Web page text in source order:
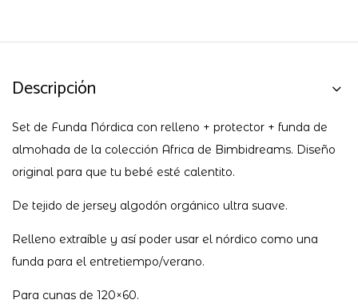
Descripción
Set de Funda Nórdica con relleno + protector + funda de
almohada de la colección Africa de Bimbidreams. Diseño
original para que tu bebé esté calentito.
De tejido de jersey algodón orgánico ultra suave.
Relleno extraíble y así poder usar el nórdico como una
funda para el entretiempo/verano.
Para cunas de 120×60.